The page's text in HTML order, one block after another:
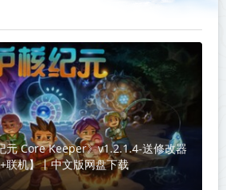
元 Core Keeper》v1.2.1.4-送修改器
联机】丨中文版网盘下载